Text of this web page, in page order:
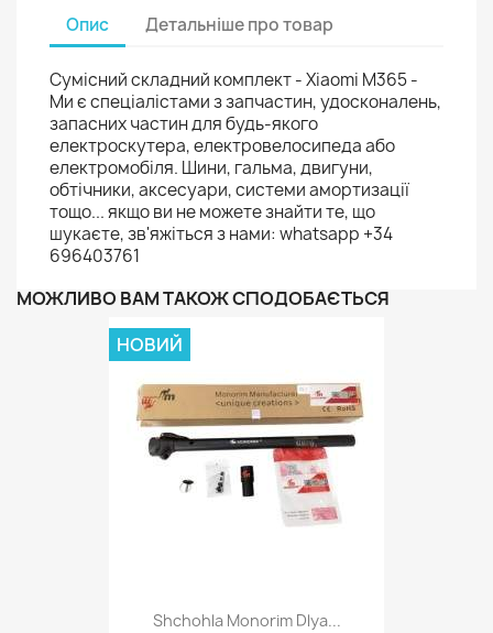
Опис Детальніше про товар
Сумісний складний комплект - Xiaomi M365 -
Ми є спеціалістами з запчастин, удосконалень,
запасних частин для будь-якого
електроскутера, електровелосипеда або
електромобіля. Шини, гальма, двигуни,
обтічники, аксесуари, системи амортизації
тощо... якщо ви не можете знайти те, що
шукаєте, зв'яжіться з нами: whatsapp +34
696403761
МОЖЛИВО ВАМ ТАКОЖ СПОДОБАЄТЬСЯ
Shchohla Monorim Dlya...
НОВИЙ